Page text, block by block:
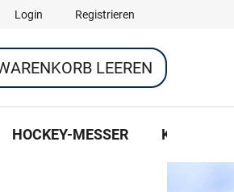
Login Registrieren
LEEREN
HOCKEY-MESSER KLEIDUNG